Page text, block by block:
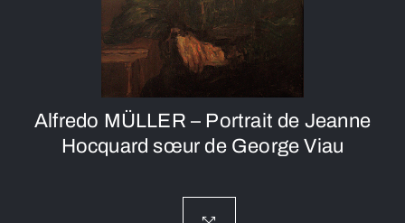
Alfredo MÜLLER – Portrait de Jeanne
Hocquard sœur de George Viau